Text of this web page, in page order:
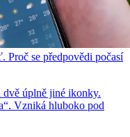
Proč se předpovědi počasí
dvě úplně jiné ikonky.
Vzniká hluboko pod